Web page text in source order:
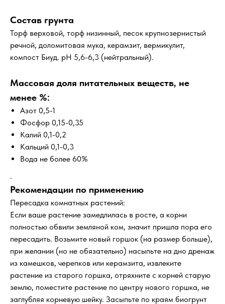
Состав грунта
Торф верховой, торф низинный, песок крупнозернистый
речной, доломитовая мука, керамзит, вермикулит,
компост Биуд. pH 5,6-6,3 (нейтральный).
Массовая доля питательных веществ, не
менее %:
Азот 0,5-1
Фосфор 0,15-0,35
Калий 0,1-0,2
Кальций 0,1-0,3
Вода не более 60%
.
Рекомендации по применению
Пересадка комнатных растений:
Если ваше растение замедлилась в росте, а корни
полностью обвили земляной ком, значит пришла пора его
пересадить. Возьмите новый горшок (на размер больше),
при желании (но не обязательно) насыпьте на дно дренаж
из камешков, черепков или керамзита, извлеките
растение из старого горшка, отряхните с корней старую
землю, поместите растение по центру нового горшка, не
заглубляя корневую шейку. Засыпьте по краям биогрунт